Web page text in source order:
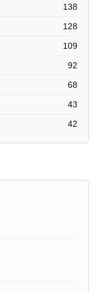
138
128
109
92
68
43
42